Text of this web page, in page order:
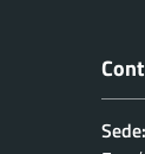
Sede: